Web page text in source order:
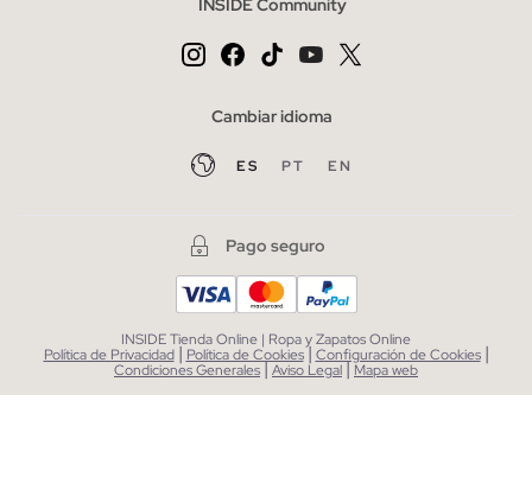
INSIDE Community
Cambiar idioma
ES PT EN
Pago seguro
INSIDE Tienda Online | Ropa y Zapatos Online
Política de Privacidad | Política de Cookies| Configuración de Cookies |
Condiciones Generales|Aviso Legal| Mapa web